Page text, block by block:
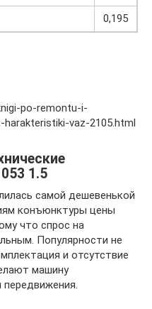
0,195
po-remontu-i-
harakteristiki-vaz-2105.html
1.5
самой дешевенькой
конъюнктуры цены
что спрос на
Популярности не
и отсутствие
машину